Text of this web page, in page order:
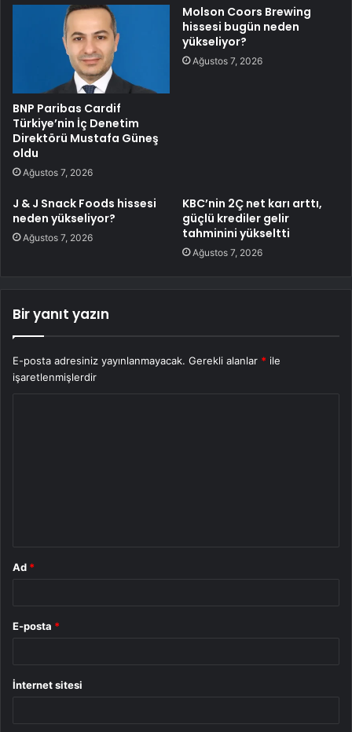
BNP Paribas Cardif
Türkiye’nin İç Denetim
Direktörü Mustafa Güneş
oldu
Ağustos 7, 2026
Molson Coors Brewing
hissesi bugün neden
yükseliyor?
Ağustos 7, 2026
J & J Snack Foods hissesi
neden yükseliyor?
Ağustos 7, 2026
KBC’nin 2Ç net karı arttı,
güçlü krediler gelir
tahminini yükseltti
Ağustos 7, 2026
Bir yanıt yazın
E-posta adresiniz yayınlanmayacak. Gerekli alanlar * ile
işaretlenmişlerdir
Ad *
E-posta *
İnternet sitesi